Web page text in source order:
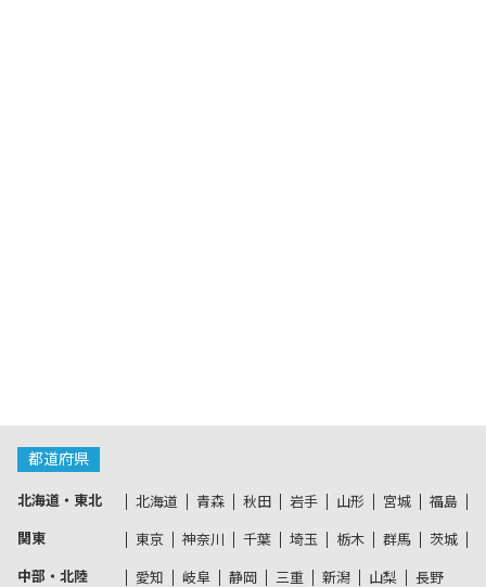
都道府県
北海道・東北 北海道 青森 秋田 岩手 山形 宮城 福島
関東 東京 神奈川 千葉 埼玉 栃木 群馬 茨城
中部・北陸 愛知 岐阜 静岡 三重 新潟 山梨
長野